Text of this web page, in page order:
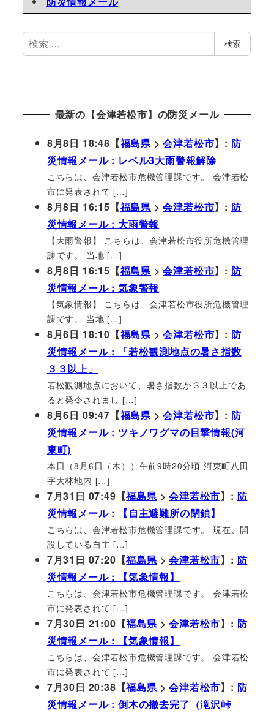
検
索
検索
最新の【会津若松市】の防災メール
8月8日 18:48【福島県 >会津若松市】: 防
災情報メール : レベル3大雨警報解除
こちらは、会津若松市危機管理課です。 会津若松
市に発表されて […]
8月8日 16:15【福島県 >会津若松市】: 防
災情報メール : 大雨警報
【大雨警報】 こちらは、会津若松市役所危機管理
課です。 当地 […]
8月8日 16:15【福島県 >会津若松市】: 防
災情報メール : 気象警報
【気象情報】 こちらは、会津若松市役所危機管理
課です。 当地 […]
8月6日 18:10【福島県 >会津若松市】: 防
災情報メール : 「若松観測地点の暑さ指数
３３以上」
若松観測地点において、暑さ指数が３３以上であ
ると発令されまし […]
8月6日 09:47【福島県 >会津若松市】: 防
災情報メール : ツキノワグマの目撃情報(河
東町)
本日（8月6日（木））午前9時20分頃 河東町八田
字大林地内 […]
7月31日 07:49【福島県>会津若松市】: 防
災情報メール : 【自主避難所の閉鎖】
こちらは、会津若松市危機管理課です。 現在、開
設している自主 […]
7月31日 07:20【福島県>会津若松市】: 防
災情報メール : 【気象情報】
こちらは、会津若松市危機管理課です。 会津若松
市に発表されて […]
7月30日 21:00【福島県>会津若松市】: 防
災情報メール : 【気象情報】
こちらは、会津若松市危機管理課です。 会津若松
市に発表されて […]
7月30日 20:38【福島県>会津若松市】: 防
災情報メール : 倒木の撤去完了（滝沢峠